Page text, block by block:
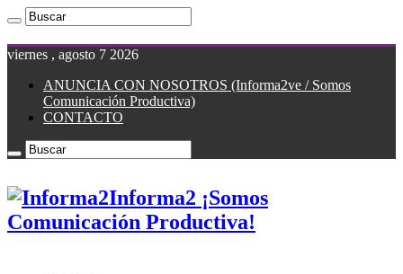
viernes , agosto 7 2026
ANUNCIA CON NOSOTROS (Informa2ve / Somos
Comunicación Productiva)
CONTACTO
Informa2 ¡Somos
Comunicación Productiva!